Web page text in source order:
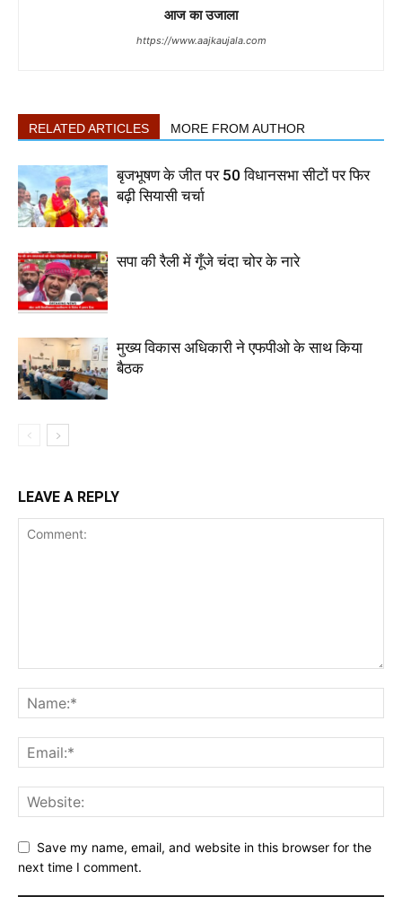
आज का उजाला
https://www.aajkaujala.com
RELATED ARTICLES MORE FROM AUTHOR
बृजभूषण के जीत पर 50 विधानसभा सीटों पर फिर
बढ़ी सियासी चर्चा
सपा की रैली में गूँजे चंदा चोर के नारे
मुख्य विकास अधिकारी ने एफपीओ के साथ किया
बैठक
LEAVE A REPLY
Save my name, email, and website in this browser for the
next time I comment.